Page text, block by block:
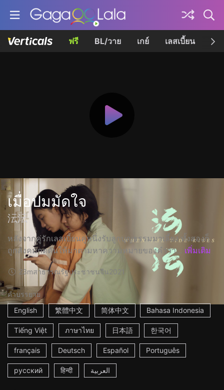
ฟรี BL/วาย เกย์ เลสเบี้ยน เค
เมื่อปมมัดใจ
沄沄
หลังจากคู่รักเลสเบี้ยนคู่หนึ่งรับลูกบุญธรรมมาเลี้ยง ทั้งสองก็
ถูกสังคมกดดันให้มาตามหาความหมายของคำว่า... เพิ่มเติม
23mสาธารณรัฐประชาชนจีน
คำบรรยาย
English
繁體中文 简体中文 Bahasa Indonesia
Tiếng Việt ภาษาไทย 日本語 한국어
français Deutsch Español Português
русский हिन्दी العربية